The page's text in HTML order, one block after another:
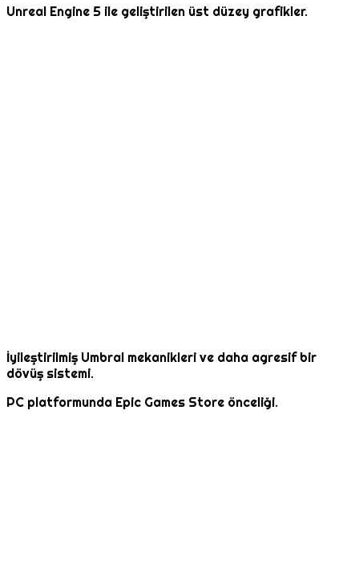
Unreal Engine 5 ile geliştirilen üst düzey grafikler.
İyileştirilmiş Umbral mekanikleri ve daha agresif bir
dövüş sistemi.
PC platformunda Epic Games Store önceliği.